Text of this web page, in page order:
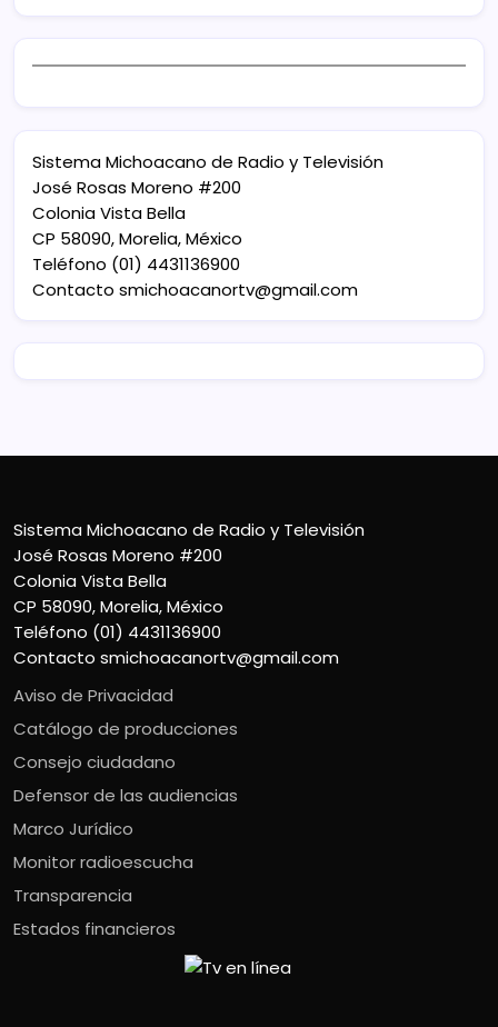
Sistema Michoacano de Radio y Televisión
José Rosas Moreno #200
Colonia Vista Bella
CP 58090, Morelia, México
Teléfono (01) 4431136900
Contacto smichoacanortv@gmail.com
Sistema Michoacano de Radio y Televisión
José Rosas Moreno #200
Colonia Vista Bella
CP 58090, Morelia, México
Teléfono (01) 4431136900
Contacto smichoacanortv@gmail.com
Aviso de Privacidad
Catálogo de producciones
Consejo ciudadano
Defensor de las audiencias
Marco Jurídico
Monitor radioescucha
Transparencia
Estados financieros